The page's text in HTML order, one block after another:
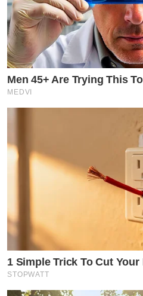
Men 45+ Are Trying This
MEDVI
1 Simple Trick To Cut
STOPWATT